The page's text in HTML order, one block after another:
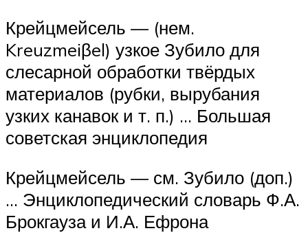
Крейцмейсель — (нем.
Kreuzmeiβel) узкое Зубило для
слесарной обработки твёрдых
материалов (рубки, вырубания
узких канавок и т. п.) … Большая
советская энциклопедия
Крейцмейсель — см. Зубило (доп.)
… Энциклопедический словарь Ф.А.
Брокгауза и И.А. Ефрона